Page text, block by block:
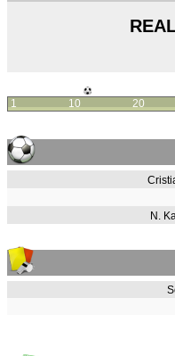
1 10 20
N.